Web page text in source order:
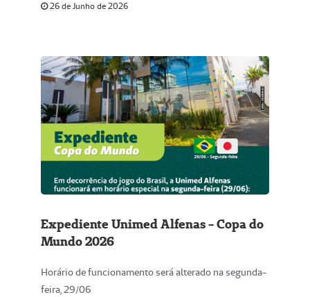
26 de Junho de 2026
Expediente Unimed Alfenas - Copa do
Mundo 2026
Horário de funcionamento será alterado na segunda-
feira, 29/06